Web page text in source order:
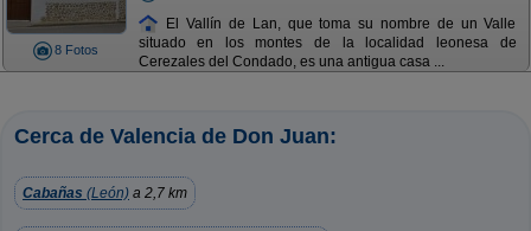
8 Fotos
El Vallín de Lan, que toma su nombre de un Valle
situado en los montes de la localidad leonesa de
Cerezales del Condado, es una antigua casa ...
Cerca de Valencia de Don Juan:
Cabañas (León) a 2,7 km